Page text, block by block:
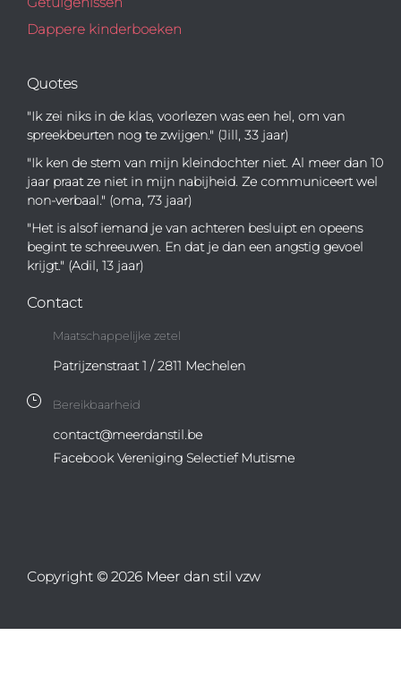
Dappere kinderboeken
Quotes
"Ik zei niks in de klas, voorlezen was een hel, om van
spreekbeurten nog te zwijgen." (Jill, 33 jaar)
"Ik ken de stem van mijn kleindochter niet. Al meer dan 10
jaar praat ze niet in mijn nabijheid. Ze communiceert wel
non-verbaal." (oma, 73 jaar)
"Het is alsof iemand je van achteren besluipt en opeens
begint te schreeuwen. En dat je dan een angstig gevoel
krijgt." (Adil, 13 jaar)
Contact
Maatschappelijke zetel
Patrijzenstraat 1 / 2811 Mechelen
Bereikbaarheid
contact@meerdanstil.be
Facebook Vereniging Selectief Mutisme
Copyright © 2026 Meer dan stil vzw